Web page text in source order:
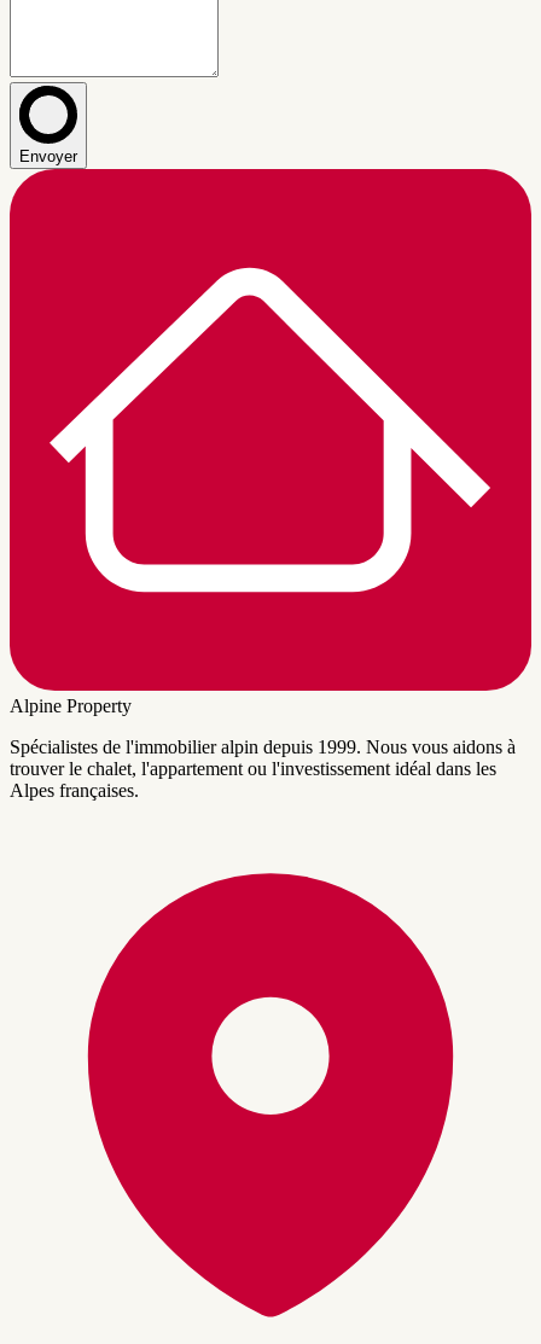
Envoyer
Alpine Property
Spécialistes de l'immobilier alpin depuis 1999. Nous vous aidons à
trouver le chalet, l'appartement ou l'investissement idéal dans les
Alpes françaises.